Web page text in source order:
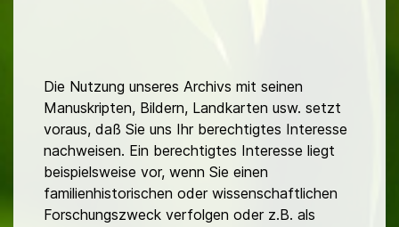
Die Nutzung unseres Archivs mit seinen
Manuskripten, Bildern, Landkarten usw. setzt
voraus, daß Sie uns Ihr berechtigtes Interesse
nachweisen. Ein berechtigtes Interesse liegt
beispielsweise vor, wenn Sie einen
familienhistorischen oder wissenschaftlichen
Forschungszweck verfolgen oder z.B. als